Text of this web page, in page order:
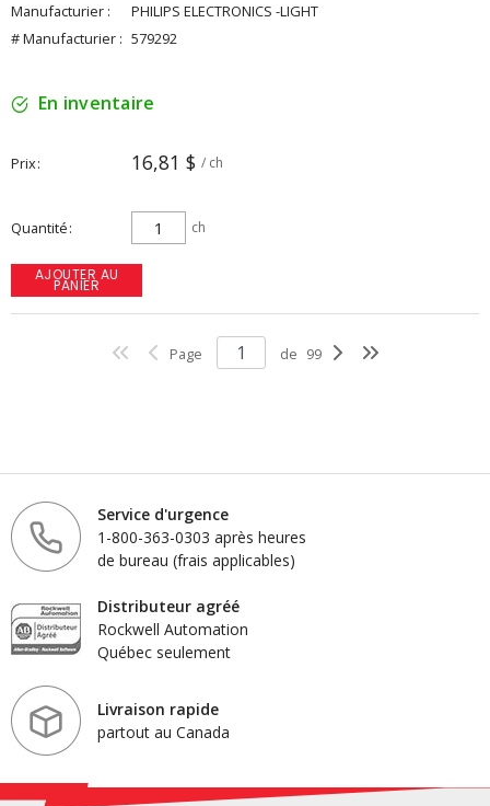
Manufacturier :
PHILIPS ELECTRONICS -LIGHT
# Manufacturier : 579292
En inventaire
Prix 16,81 $ / ch
Quantité ch
AJOUTER AU
PANIER
Page de 99
Service d'urgence
1-800-363-0303 après heures
de bureau (frais applicables)
Distributeur agréé
Rockwell Automation
Québec seulement
Livraison rapide
partout au Canada